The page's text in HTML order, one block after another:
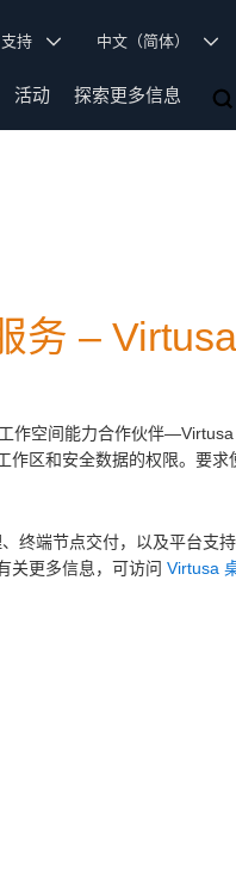
支持 中文（简体）
活动 探索更多信息
务 –
作空间能力合作伙伴
区和安全数据的权限。要
终端节点交付，以及平台支
关更多信息，可访问 Virtusa